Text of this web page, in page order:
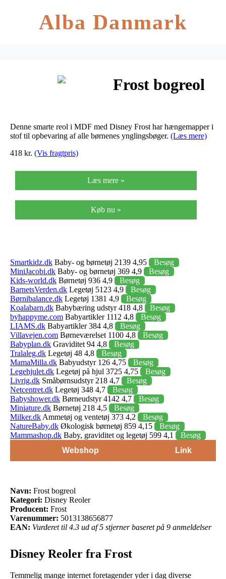
Alba Danmark
Frost bogreol
Denne smarte reol i MDF med Disney Frost har hængemapper i
stof til opbevaring af alle børnenes ynglingsbøger. (Læs mere)
418 kr. (Vis fragtpris)
Læs mere »
Køb nu »
Smartkidz.dk Baby- og børnetøj 2139 4,95
Besøg
MiniJacobi.dk Baby- og børnetøj 369 4,9
Besøg
Kids-world.dk Børnetøj 936 4,9
Besøg
BarnetsVerden.dk Legetøj 5123 4,9
Besøg
Børnibalance.dk Legetøj 1381 4,9
Besøg
Koalabarn.dk Babybæring udstyr 418 4,8
Besøg
byhappyme.com Babyartikler 1112 4,8
Besøg
LIAMS.dk Babyartikler 384 4,8
Besøg
Villavejen.com Børneværelset 1100 4,8
Besøg
Babyplan.dk Graviditet 94 4,8
Besøg
Tralaleg.dk Legetøj 48 4,8
Besøg
MamaMilla.dk Babyudstyr 126 4,75
Besøg
Legehjulet.dk Legetøj på hjul 3725 4,75
Besøg
Livrig.dk Småbørnsudstyr 218 4,7
Besøg
Netcentret.dk Legetøj 348 4,7
Besøg
Babyshower.dk Børneudstyr 4142 4,7
Besøg
Miniature.dk Børnetøj 218 4,5
Besøg
Milker.dk Ammetøj og ventetøj 373 4,2
Besøg
NatureBaby.dk Økologisk børnetøj 859 4,15
Besøg
Mammashop.dk Baby, graviditet og legetøj 599 4,1
Besøg
Webshop
Link
Navn: Frost bogreol
Kategori: Disney Reoler
Producent: Frost
Varenummer: 5013138656877
EAN: Vurderet til 4.3 ud af 5 stjerner baseret på 9 anmeldelser
Disney Reoler fra Frost
Temmelig mange internet foretagender yder i dag diverse